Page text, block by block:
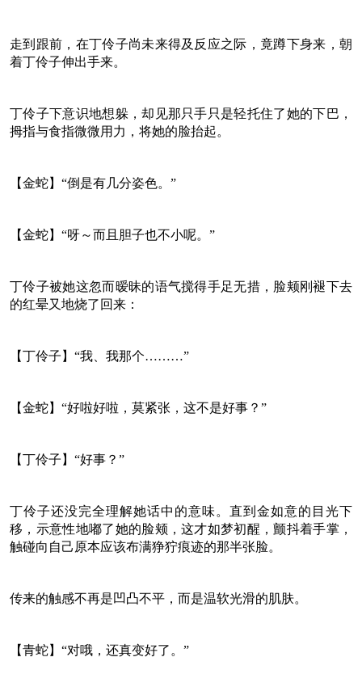
走到跟前，在丁伶子尚未来得及反应之际，竟蹲下身来，朝
着丁伶子伸出手来。
丁伶子下意识地想躲，却见那只手只是轻托住了她的下巴，
拇指与食指微微用力，将她的脸抬起。
【金蛇】“倒是有几分姿色。”
【金蛇】“呀～而且胆子也不小呢。”
丁伶子被她这忽而暧昧的语气搅得手足无措，脸颊刚褪下去
的红晕又地烧了回来：
【丁伶子】“我、我那个………”
【金蛇】“好啦好啦，莫紧张，这不是好事？”
【丁伶子】“好事？”
丁伶子还没完全理解她话中的意味。直到金如意的目光下
移，示意性地嘟了她的脸颊，这才如梦初醒，颤抖着手掌，
触碰向自己原本应该布满狰狞痕迹的那半张脸。
传来的触感不再是凹凸不平，而是温软光滑的肌肤。
【青蛇】“对哦，还真变好了。”